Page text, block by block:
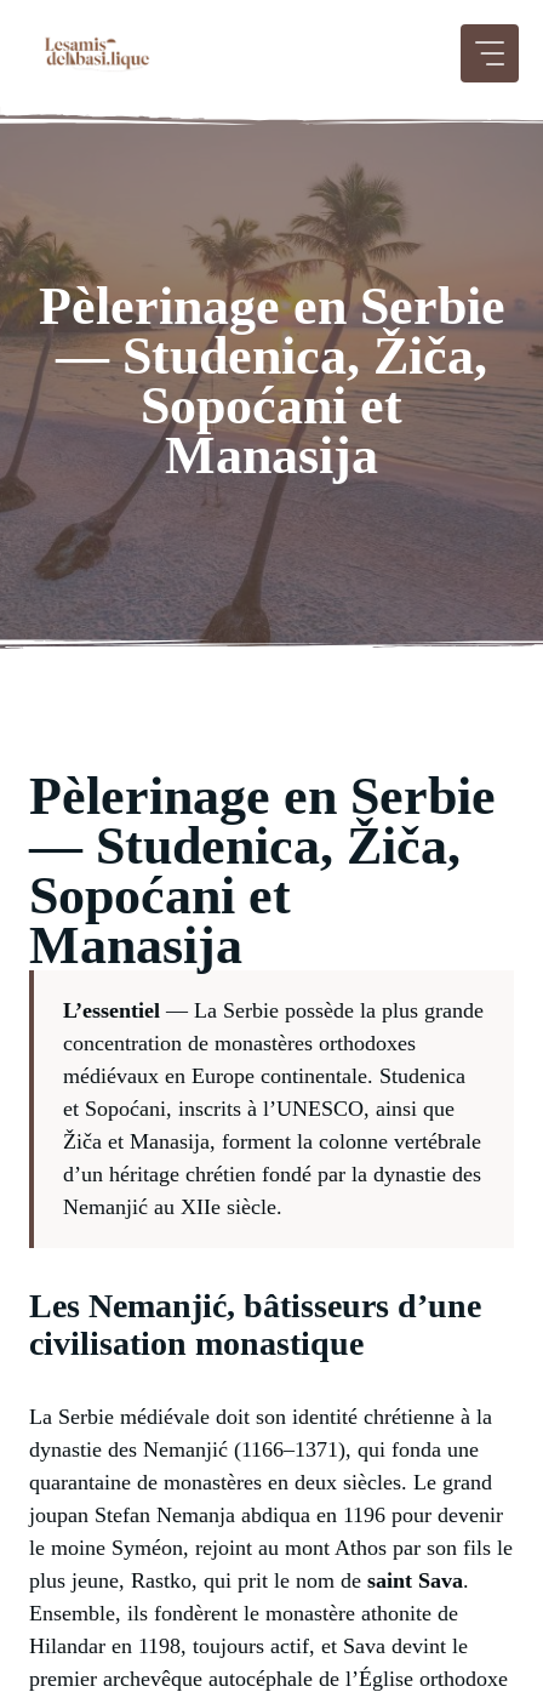
Pèlerinage en Serbie
— Studenica, Žiča,
Sopoćani et
Manasija
Pèlerinage en Serbie
— Studenica, Žiča,
Sopoćani et
Manasija
L’essentiel — La Serbie possède la plus grande
concentration de monastères orthodoxes
médiévaux en Europe continentale. Studenica
et Sopoćani, inscrits à l’UNESCO, ainsi que
Žiča et Manasija, forment la colonne vertébrale
d’un héritage chrétien fondé par la dynastie des
Nemanjić au XIIe siècle.
Les Nemanjić, bâtisseurs d’une
civilisation monastique
La Serbie médiévale doit son identité chrétienne à la
dynastie des Nemanjić (1166–1371), qui fonda une
quarantaine de monastères en deux siècles. Le grand
joupan Stefan Nemanja abdiqua en 1196 pour devenir
le moine Syméon, rejoint au mont Athos par son fils le
plus jeune, Rastko, qui prit le nom de saint Sava.
Ensemble, ils fondèrent le monastère athonite de
Hilandar en 1198, toujours actif, et Sava devint le
premier archevêque autocéphale de l’Église orthodoxe